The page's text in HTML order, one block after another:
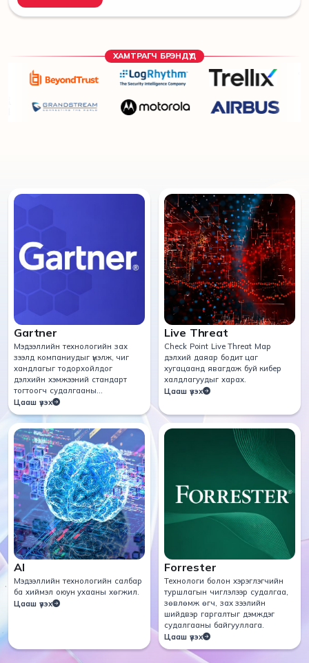
ХАМТРАГЧ БРЭНДҮҮД
Gartner
Мэдээллийн технологийн зах
зээлд компаниудыг үнэлж, чиг
хандлагыг тодорхойлдог
дэлхийн хэмжээний стандарт
тогтоогч судалгааны
байгууллага.
Цааш үзэх
Live Threat
Check Point Live Threat Мар
дэлхий даяар бодит цаг
хугацаанд явагдаж буй кибер
халдлагуудыг харах.
Цааш үзэх
AI
Мэдээллийн технологийн салбар
ба хиймэл оюун ухааны хөгжил.
Цааш үзэх
Forrester
Технологи болон хэрэглэгчийн
туршлагын чиглэлээр судалгаа,
зөвлөмж өгч, зах зээлийн
шийдвэр гаргалтыг дэмждэг
судалгааны байгууллага.
Цааш үзэх